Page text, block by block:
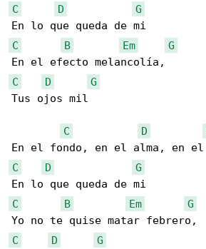
C
D
G
C
B Em
G
C
D
G
Tus ojos mil
C D
C
D
G
C
B Em
G
C
D
G